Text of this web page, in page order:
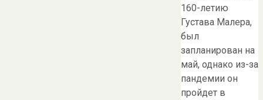
160-летию
Густава Малера,
был
запланирован на
май, однако из-за
пандемии он
пройдет в